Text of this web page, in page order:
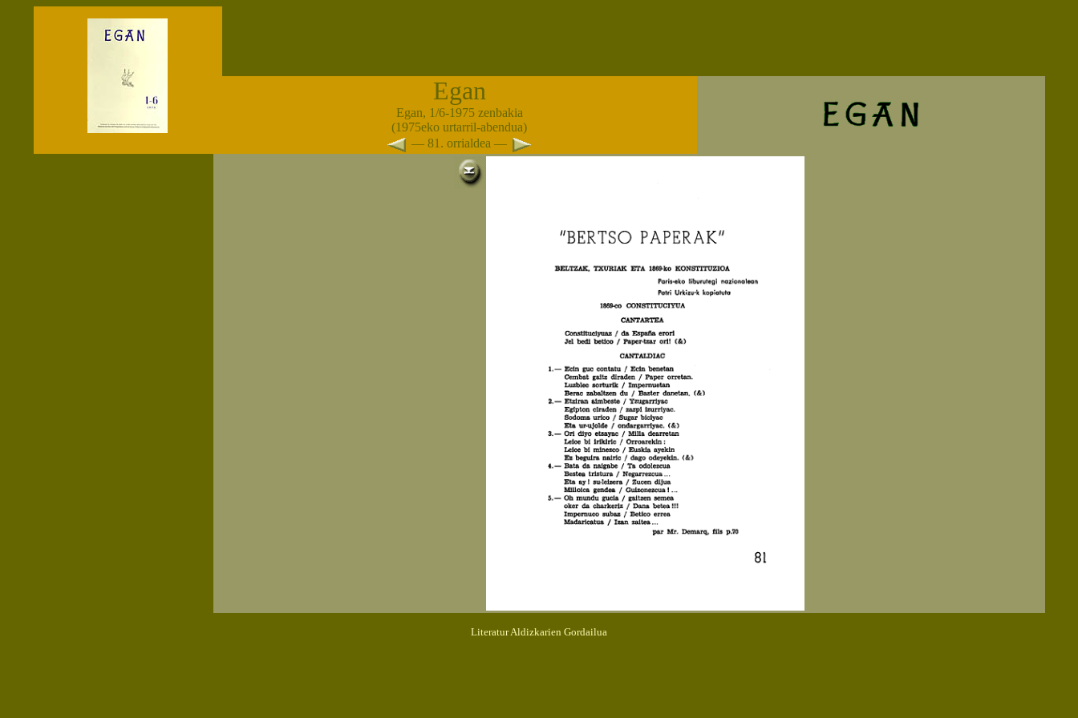
Egan
Egan, 1/6-1975 zenbakia
(1975eko urtarril-abendua)
— 81. orrialdea —
Literatur Aldizkarien Gordailua